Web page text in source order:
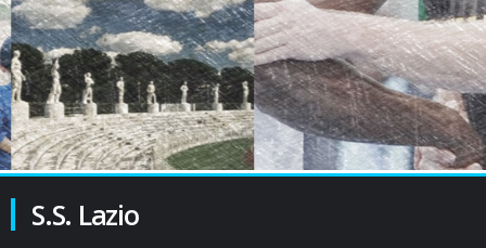
S.S. Lazio